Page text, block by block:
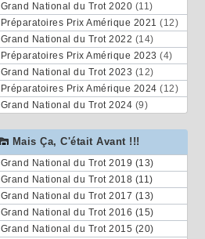
Grand National du Trot 2020 (11)
Préparatoires Prix Amérique 2021 (12)
Grand National du Trot 2022 (14)
Préparatoires Prix Amérique 2023 (4)
Grand National du Trot 2023 (12)
Préparatoires Prix Amérique 2024 (12)
Grand National du Trot 2024 (9)
Mais Ça, C'était Avant !!!
Grand National du Trot 2019 (13)
Grand National du Trot 2018 (11)
Grand National du Trot 2017 (13)
Grand National du Trot 2016 (15)
Grand National du Trot 2015 (20)